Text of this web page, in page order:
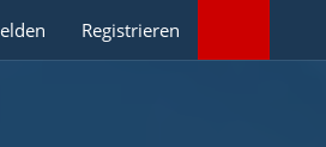
Registrieren